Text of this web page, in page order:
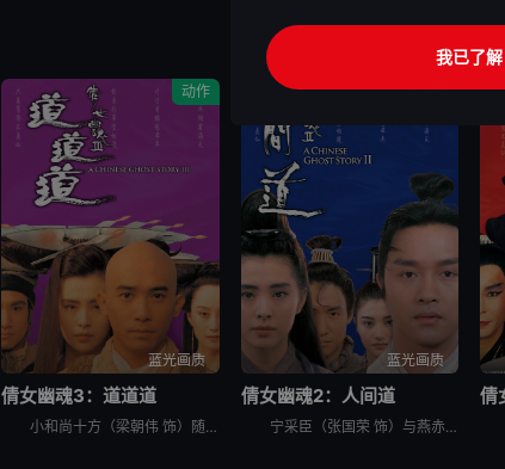
动作
蓝光画质
倩女幽魂3：道道道
小和尚十方（梁朝伟 饰）随师父白云（刘洵 饰）护送金佛去五台山。路上偶遇痞子道士燕赤霞（张学友 饰）杀死强盗无数，三人结下梁子。十方与师父夜宿鬼寺兰若寺。师父外出打探时，十方遭遇女鬼小卓（王祖贤
老电影
蓝光画质
倩女幽魂2：人间道
宁采臣（张国荣 饰）与燕赤霞（午马 饰）安葬好小倩的骨灰后，分道扬镳。宁采臣回到世间，正是奸臣当道，朝政混乱，民生困苦的时代。宁偶入一家黑店，险被残杀之际又被捕快误抓入狱，遇到名士诸葛卧龙（谷峰
倩
我已了解